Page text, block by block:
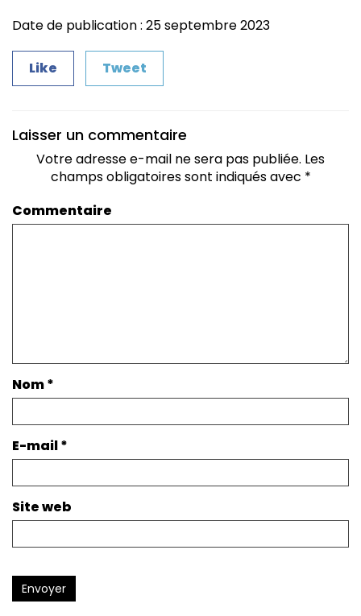
Date de publication : 25 septembre 2023
Like Tweet
Laisser un commentaire
Votre adresse e-mail ne sera pas publiée. Les
champs obligatoires sont indiqués avec *
Commentaire
Nom*
E-mail*
Site web
Envoyer